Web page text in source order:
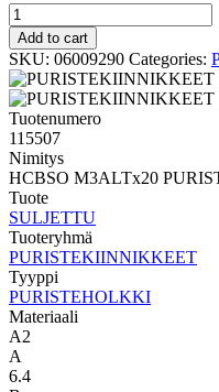
PURISTEHOLKKI
SULJETTU
HCBSO
M3ALTx20
PURISTEHOLKKI
SULJETTU
A2
quantity
Add to cart
SKU: 06009290 Categories:
Tuotenumero
115507
Nimitys
HCBSO M3ALTx20
Tuote
SULJETTU
Tuoteryhmä
PURISTEKIINNIKKEET
Tyyppi
PURISTEHOLKKI
Materiaali
A2
A
6.4